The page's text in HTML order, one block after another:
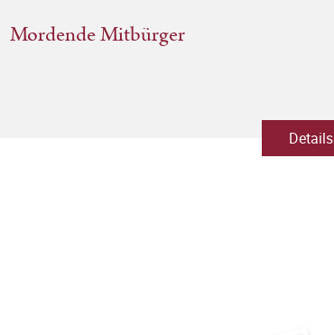
Mordende Mitbürger
Details